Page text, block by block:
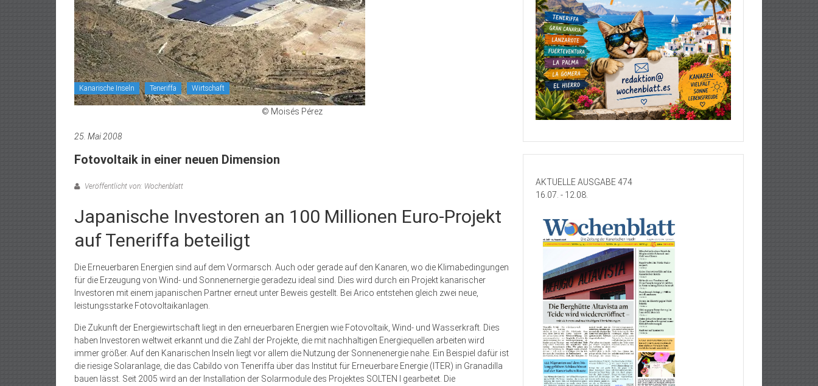
Kanarische Inseln Teneriffa Wirtschaft
© Moisés Pérez
25. Mai 2008
Fotovoltaik in einer neuen Dimension
Veröffentlicht von: Wochenblatt
Japanische Investoren an 100 Millionen Euro-Projekt
auf Teneriffa beteiligt
Die Erneuerbaren Energien sind auf dem Vormarsch. Auch oder gerade auf den Kanaren, wo die Klimabedingungen
für die Erzeugung von Wind- und Sonnenernergie geradezu ideal sind. Dies wird durch ein Projekt kanarischer
Investoren mit einem japanischen Partner erneut unter Beweis gestellt. Bei Arico entstehen gleich zwei neue,
leistungsstarke Fotovoltaikanlagen.
Die Zukunft der Energiewirtschaft liegt in den erneuerbaren Energien wie Fotovoltaik, Wind- und Wasserkraft. Dies
haben Investoren weltweit erkannt und die Zahl der Projekte, die mit nachhaltigen Energiequellen arbeiten wird
immer größer. Auf den Kanarischen Inseln liegt vor allem die Nutzung der Sonnenenergie nahe. Ein Beispiel dafür ist
die riesige Solaranlage, die das Cabildo von Teneriffa über das Institut für Erneuerbare Energie (ITER) in Granadilla
bauen lässt. Seit 2005 wird an der Installation der Solarmodule des Projektes SOLTEN I gearbeitet. Die
AKTUELLE AUSGABE 474
16.07. - 12.08.